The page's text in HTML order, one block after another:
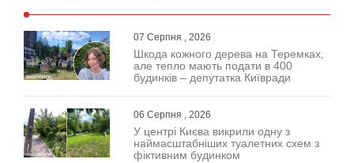
07 Серпня , 2026
Шкода кожного дерева на Теремках,
але тепло мають подати в 400
будинків – депутатка Київради
06 Серпня , 2026
У центрі Києва викрили одну з
наймасштабніших туалетних схем з
фіктивним будинком